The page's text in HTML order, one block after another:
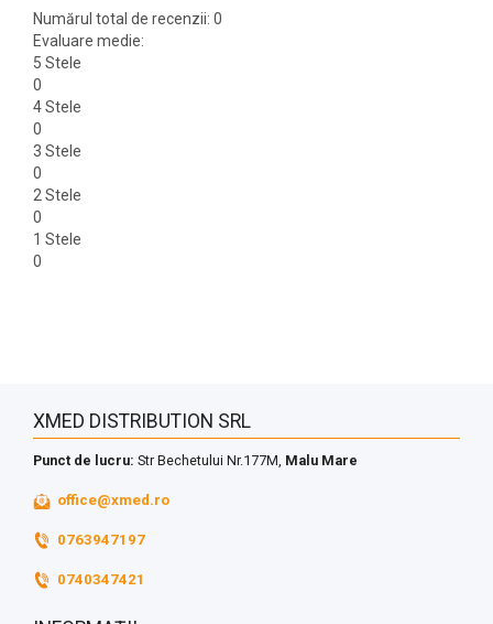
Numărul total de recenzii: 0
Evaluare medie:
5 Stele
0
4 Stele
0
3 Stele
0
2 Stele
0
1 Stele
0
XMED DISTRIBUTION SRL
Punct de lucru: Str Bechetului Nr.177M, Malu Mare
office@xmed.ro
0763947197
0740347421